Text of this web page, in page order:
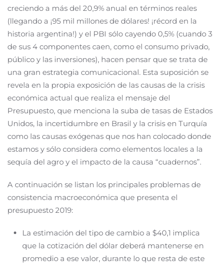
creciendo a más del 20,9% anual en términos reales
(llegando a ¡95 mil millones de dólares! ¡récord en la
historia argentina!) y el PBI sólo cayendo 0,5% (cuando 3
de sus 4 componentes caen, como el consumo privado,
público y las inversiones), hacen pensar que se trata de
una gran estrategia comunicacional. Esta suposición se
revela en la propia exposición de las causas de la crisis
económica actual que realiza el mensaje del
Presupuesto, que menciona la suba de tasas de Estados
Unidos, la incertidumbre en Brasil y la crisis en Turquía
como las causas exógenas que nos han colocado donde
estamos y sólo considera como elementos locales a la
sequía del agro y el impacto de la causa “cuadernos”.
A continuación se listan los principales problemas de
consistencia macroeconómica que presenta el
presupuesto 2019:
La estimación del tipo de cambio a $40,1 implica
que la cotización del dólar deberá mantenerse en
promedio a ese valor, durante lo que resta de este